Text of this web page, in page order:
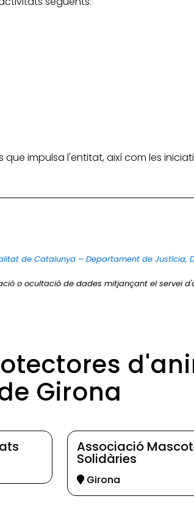
impulsa l'entitat, així com les
de Catalunya – Departament de Justícia,
o ocultació de dades mitjançant el servei
Girona
Associació
Solidàries
Girona